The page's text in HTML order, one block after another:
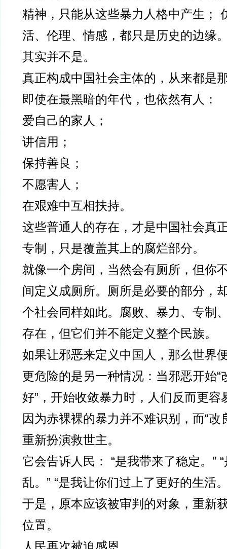
精神，只能从这些暴力人格中产生；
活、伦理、情感，都只是历史的边缘
其实并不是。
真正构成中国社会主体的，从来都是
即使在最黑暗的年代，也依然有人：
爱自己的家人；
讲信用；
保持善良；
不愿害人；
在艰难中互相扶持。
这些普通人的存在，才是中国社会真
专制，只是覆盖其上的腐烂部分。
就像一个房间，当然会有厕所，但你
间定义成厕所。厕所是必要的部分，
个社会同样如此。腐败、暴力、专制
存在，但它们并不能定义整个民族。
如果让邪恶来定义中国人，那么世界
更危险的是另一种情况：当邪恶开始“
好”，开始收敛暴力时，人们反而更容
因为赤裸裸的暴力并不难识别，而“改
重新扮演救世主。
它会告诉人民： “是我带来了稳定。”
乱。” “是我让你们过上了更好的生活
于是，原本应该被审判的对象，重新
位置。